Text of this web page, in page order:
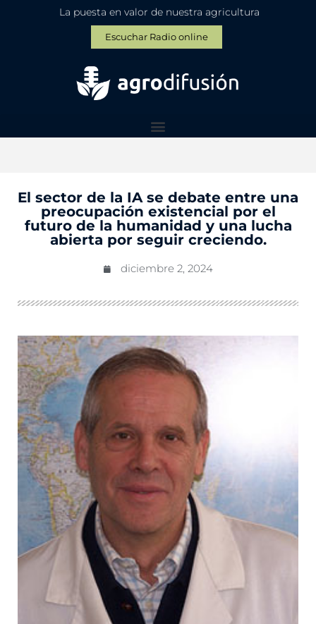
La puesta en valor de nuestra agricultura
Escuchar Radio online
El sector de la IA se debate entre una
preocupación existencial por el
futuro de la humanidad y una lucha
abierta por seguir creciendo.
diciembre 2, 2024